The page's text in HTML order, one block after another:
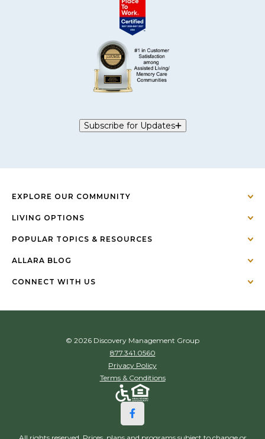
Subscribe for Updates
EXPLORE OUR COMMUNITY
LIVING OPTIONS
POPULAR TOPICS & RESOURCES
ALLARA BLOG
CONNECT WITH US
© 2026 Discovery Management Group
877.341.0560
Privacy Policy
Terms & Conditions